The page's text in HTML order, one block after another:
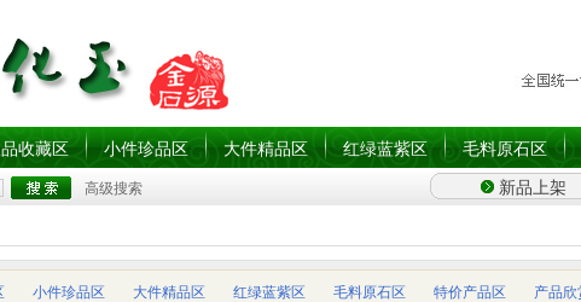
收藏区 小件珍品区 大件精品区 红绿蓝紫区
毛料原石区
新品上架
高级搜索
小件珍品区 大件精品区 红绿蓝紫区 毛料原石区 特价产品区 产品欣